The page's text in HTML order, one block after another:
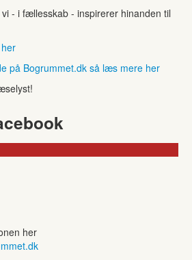
- i fællesskab - inspirerer hinanden til
på Bogrummet.dk så læs mere her
her